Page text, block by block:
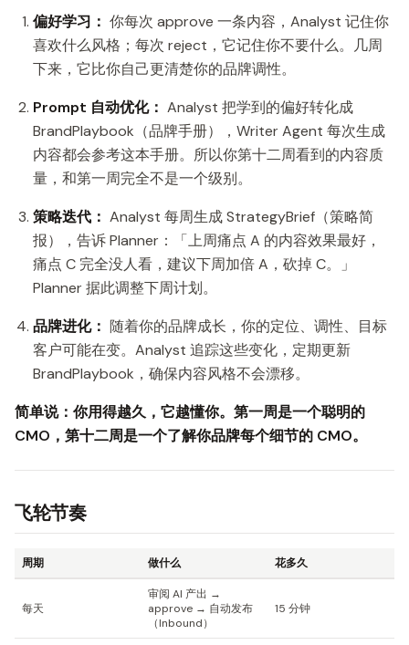
偏好学习： 你每次 approve 一条内容，Analyst 记住你
喜欢什么风格；每次 reject，它记住你不要什么。几周
下来，它比你自己更清楚你的品牌调性。
Prompt 自动优化： Analyst 把学到的偏好转化成
BrandPlaybook（品牌手册），Writer Agent 每次生成
内容都会参考这本手册。所以你第十二周看到的内容质
量，和第一周完全不是一个级别。
策略迭代： Analyst 每周生成 StrategyBrief（策略简
报），告诉 Planner：「上周痛点 A 的内容效果最好，
痛点 C 完全没人看，建议下周加倍 A，砍掉 C。」
Planner 据此调整下周计划。
品牌进化： 随着你的品牌成长，你的定位、调性、目标
客户可能在变。Analyst 追踪这些变化，定期更新
BrandPlaybook，确保内容风格不会漂移。
简单说：你用得越久，它越懂你。第一周是一个聪明的
CMO，第十二周是一个了解你品牌每个细节的 CMO。
飞轮节奏
周期 做什么 花多久
每天
审阅 AI 产出 →
approve → 自动发布
（Inbound）
15 分钟